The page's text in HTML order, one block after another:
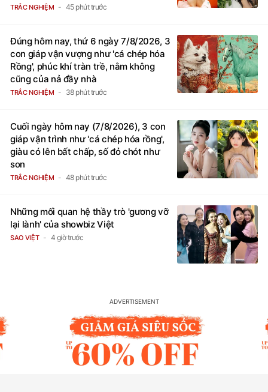
TRẮC NGHIỆM 45 phút trước
Đúng hôm nay, thứ 6 ngày 7/8/2026, 3
con giáp vận vượng như 'cá chép hóa
Rồng', phúc khí tràn trề, nằm không
cũng của nả đầy nhà
TRẮC NGHIỆM 38 phút trước
Cuối ngày hôm nay (7/8/2026), 3 con
giáp vận trình như 'cá chép hóa rồng',
giàu có lên bất chấp, số đỏ chót như
son
TRẮC NGHIỆM 48 phút trước
Những mối quan hệ thầy trò 'gương vỡ
lại lành' của showbiz Việt
SAO VIỆT 4 giờ trước